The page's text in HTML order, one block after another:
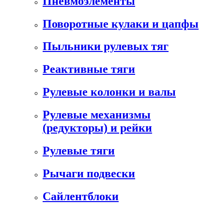
Поворотные кулаки и цапфы
Пыльники рулевых тяг
Реактивные тяги
Рулевые колонки и валы
Рулевые механизмы
(редукторы) и рейки
Рулевые тяги
Рычаги подвески
Сайлентблоки